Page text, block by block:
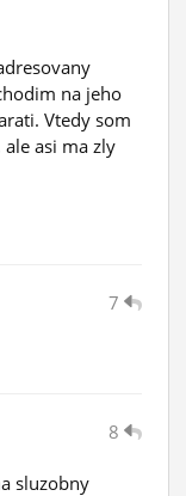
na jeho
Vtedy som
asi ma zly
7
8
sluzobny